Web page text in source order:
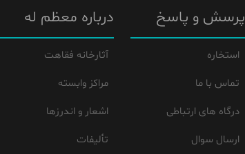
پرسش و پاسخ
استخاره
تماس با ما
درگاه های ارتباطی
ارسال سوال
درباره معظم له
آثارخانه فقاهت
مراکز وابسته
اشعار و اندرزها
تألیفات